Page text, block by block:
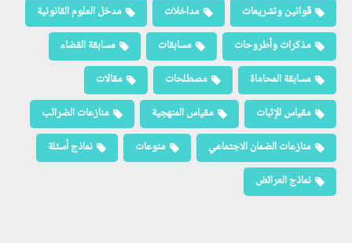
قوانين وتشريعات
مداخلات
مدخل العلوم القانونية
مذكرات وأطروحات
مسابقات
مسابقة القضاء
مسابقة المحاماة
مصطلحات
مقالات
مقياس الإثبات
مقياس المنهجية
منازعات الضرائب
منازعات الضمان الاجتماعي
منوعات
نماذج أسئلة
نماذج العرائض